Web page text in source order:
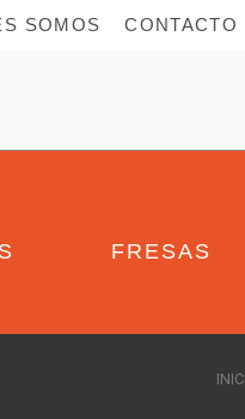
SOMOS CONTACTO
FRESAS